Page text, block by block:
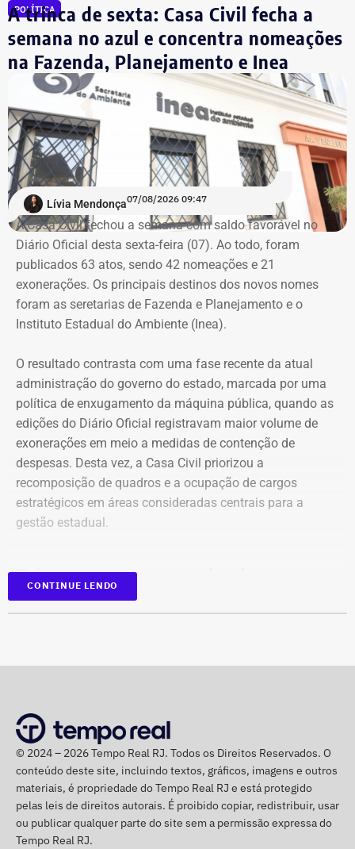
orientou a população a acompanhar os alertas da Defesa
A prefeitura do Rio também anunciou a medida de
suspender as aulas na rede pública municipal. A cidade
entrou em Estágio 2 às 19h05 de quinta-feira (06).
Inmet emite alertas para todo o
estado do Rio
O Instituto Nacional de Meteorologia (Inmet) emitiu
avisos de vendaval para o estado do Rio entre quinta-
feira (06) e sábado (08).
Durante o período, o estado está sob aviso amarelo, de
perigo potencial, com previsão de ventos entre 40 km/h e
Já para esta sexta, o Inmet emitiu um aviso laranja para
ventos costeiros em áreas do litoral fluminense, incluindo
as regiões das Baixadas Litorâneas e do Norte
Fluminense.
O alerta vale durante todo o dia e indica que a
intensificação dos ventos pode provocar movimentação
de dunas sobre construções na orla. Entre os municípios
POLÍTICA
A trinca de sexta: Casa Civil fecha a
semana no azul e concentra nomeações
na Fazenda, Planejamento e Inea
Lívia Mendonça07/08/2026 09:47
A Casa Civil fechou a semana com saldo favorável no
Diário Oficial desta sexta-feira (07). Ao todo, foram
publicados 63 atos, sendo 42 nomeações e 21
exonerações. Os principais destinos dos novos nomes
foram as seretarias de Fazenda e Planejamento e o
Instituto Estadual do Ambiente (Inea).
O resultado contrasta com uma fase recente da atual
administração do governo do estado, marcada por uma
política de enxugamento da máquina pública, quando as
edições do Diário Oficial registravam maior volume de
exonerações em meio a medidas de contenção de
despesas. Desta vez, a Casa Civil priorizou a
recomposição de quadros e a ocupação de cargos
estratégicos em áreas consideradas centrais para a
gestão estadual.
Três casas, o mesmo destino
O principal destaque desta manhã teve destino definido:
Planejamento e Gestão recebeu 11 nomeações e 3
exonerações. O reforço abrange desde funções
operacionais de assistente até postos estratégicos de
assessor e coordenador.
Na Secretaria de Estado de Fazenda, foram publicadas 8
nomeações contra apenas 1 exoneração. A
CONTINUE LENDO
© 2024 – 2026 Tempo Real RJ. Todos os Direitos Reservados. O
conteúdo deste site, incluindo textos, gráficos, imagens e outros
materiais, é propriedade do Tempo Real RJ e está protegido
pelas leis de direitos autorais. É proibido copiar, redistribuir, usar
ou publicar qualquer parte do site sem a permissão expressa do
Tempo Real RJ.